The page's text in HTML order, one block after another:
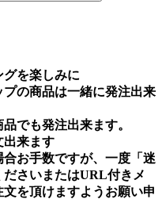
グを楽しみに
の商品は一緒に発注出来
でも発注出来ます。
出来ます
お手数ですが、一度「迷
さいまたはURL付きメ
を頂けますようお願い申